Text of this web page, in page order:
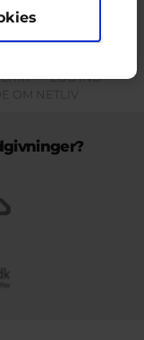
LOG IND
OM NETLIV